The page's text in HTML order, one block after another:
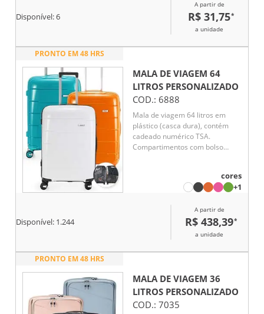
Disponível:6
A partir de
R$ 31,75*
a unidade
PRONTO EM 48 HRS
MALA DE VIAGEM 64
LITROS PERSONALIZADO
COD.: 6888
Mala de viagem 64 litros em
plástico (casca dura), contém
cadeado numérico TSA.
Compartimentos com bolso
de mão, puxador retrátil com
regulagem de tamanho, quatro
Acompanha placa para
cores
+1
Disponível: 1.244
A partir de
R$ 438,39*
a unidade
PRONTO EM 48 HRS
MALA DE VIAGEM 36
LITROS PERSONALIZADO
COD.: 7035